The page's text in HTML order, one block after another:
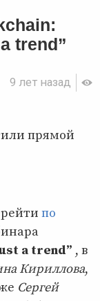
trend”
9 лет назад
прямой
по
a trend” , в
Кириллова,
Сергей